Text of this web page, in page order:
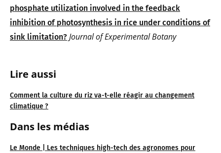
Lire aussi
Comment la culture du riz va-t-elle réagir au changement
climatique ?
Dans les médias
Le Monde | Les techniques high-tech des agronomes pour
phosphate utilization involved in the feedback
inhibition of photosynthesis in rice under conditions of
sink limitation? Journal of Experimental Botany